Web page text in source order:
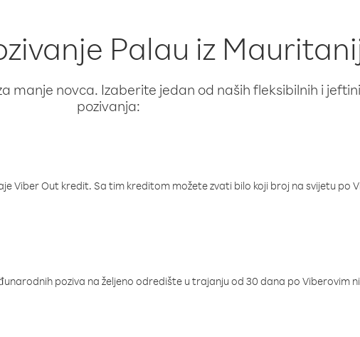
Palau iz
manje novca. Izaberite jedan od naših fleksibilnih i
pozivanja:
Viber Out kredit. Sa tim kreditom možete zvati bilo koji broj na svijetu po
poziva na željeno odredište u trajanju od 30 dana po Viberovim